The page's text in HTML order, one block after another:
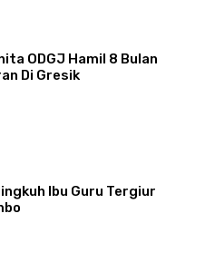
ODGJ Hamil 8 Bulan
Di Gresik
Ibu Guru Tergiur